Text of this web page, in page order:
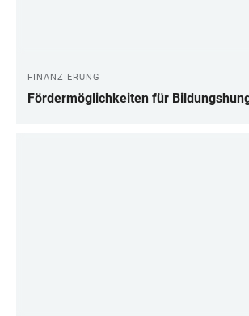
FINANZIERUNG
Fördermöglichkeiten für